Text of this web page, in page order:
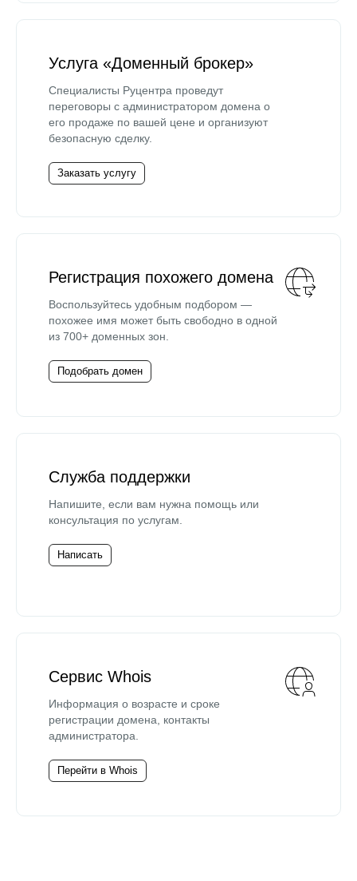
Услуга «Доменный брокер»
Специалисты Руцентра проведут
переговоры с администратором домена о
его продаже по вашей цене и организуют
безопасную сделку.
Заказать услугу
Регистрация похожего домена
Воспользуйтесь удобным подбором —
похожее имя может быть свободно в одной
из 700+ доменных зон.
Подобрать домен
Служба поддержки
Напишите, если вам нужна помощь или
консультация по услугам.
Написать
Сервис Whois
Информация о возрасте и сроке
регистрации домена, контакты
администратора.
Перейти в Whois